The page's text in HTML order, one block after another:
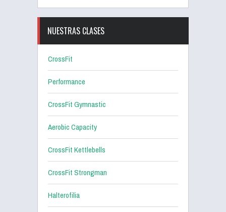
NUESTRAS CLASES
CrossFit
Performance
CrossFit Gymnastic
Aerobic Capacity
CrossFit Kettlebells
CrossFit Strongman
Halterofilia